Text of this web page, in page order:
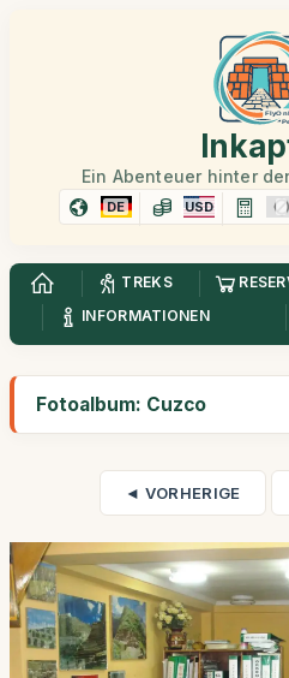
Ein Abenteuer hinter
DE USD
TREKS
INFORMATIONEN
Fotoalbum: Cuzco
◄ VORHERIGE